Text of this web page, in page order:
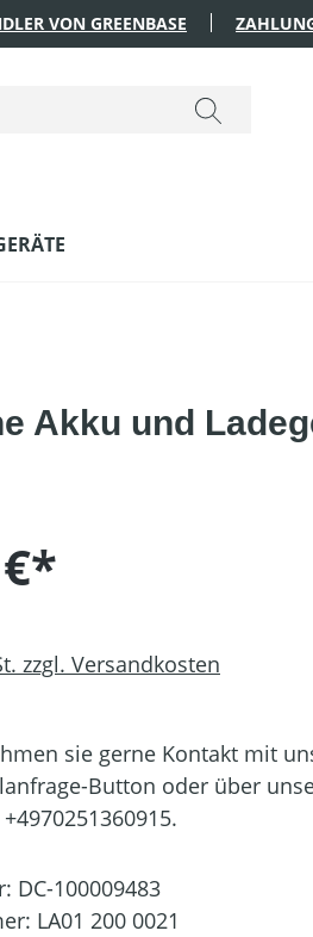
VON GREENBASE
Akku und
zzgl. Versandkosten
sie gerne Kontakt mit
Button oder über
DC-100009483
LA01 200 0021